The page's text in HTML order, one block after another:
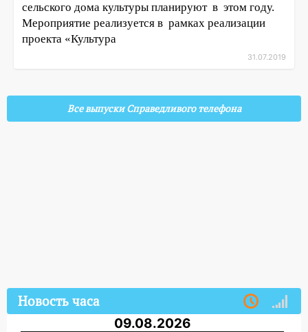
сельского дома культуры планируют в этом году.
Мероприятие реализуется в рамках реализации
проекта «Культура
31.07.2019
Все выпуски Справедливого телефона
Новость часа
09.08.2026